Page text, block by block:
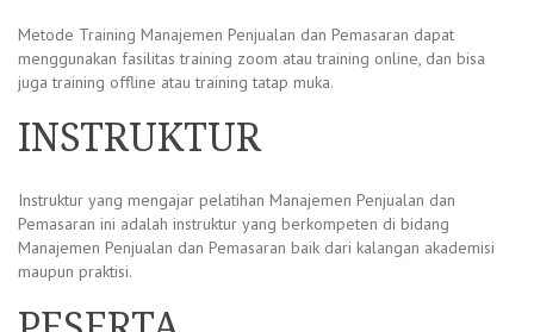
Metode Training Manajemen Penjualan dan Pemasaran dapat
menggunakan fasilitas training zoom atau training online, dan bisa
juga training offline atau training tatap muka.
INSTRUKTUR
Instruktur yang mengajar pelatihan Manajemen Penjualan dan
Pemasaran ini adalah instruktur yang berkompeten di bidang
Manajemen Penjualan dan Pemasaran baik dari kalangan akademisi
maupun praktisi.